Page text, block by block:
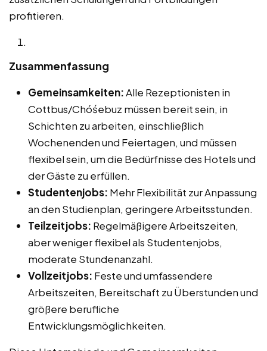
profitieren.
Zusammenfassung
Gemeinsamkeiten:Alle Rezeptionisten in
Cottbus/Chóśebuz müssen bereit sein, in
Schichten zu arbeiten, einschließlich
Wochenenden und Feiertagen, und müssen
flexibel sein, um die Bedürfnisse des Hotels und
der Gäste zu erfüllen.
Studentenjobs: Mehr Flexibilität zur Anpassung
an den Studienplan, geringere Arbeitsstunden.
Teilzeitjobs: Regelmäßigere Arbeitszeiten,
aber weniger flexibel als Studentenjobs,
moderate Stundenanzahl.
Vollzeitjobs: Feste und umfassendere
Arbeitszeiten, Bereitschaft zu Überstunden und
größere berufliche
Entwicklungsmöglichkeiten.